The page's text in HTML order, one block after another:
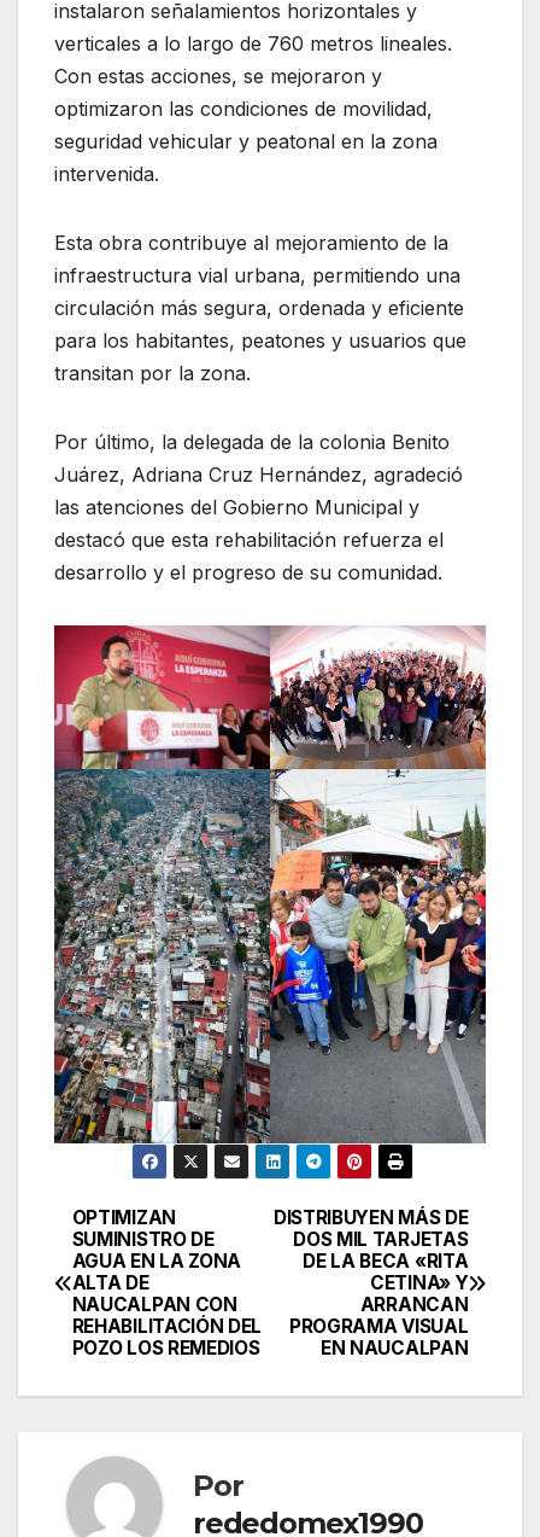
instalaron señalamientos horizontales y
verticales a lo largo de 760 metros lineales.
Con estas acciones, se mejoraron y
optimizaron las condiciones de movilidad,
seguridad vehicular y peatonal en la zona
intervenida.
Esta obra contribuye al mejoramiento de la
infraestructura vial urbana, permitiendo una
circulación más segura, ordenada y eficiente
para los habitantes, peatones y usuarios que
transitan por la zona.
Por último, la delegada de la colonia Benito
Juárez, Adriana Cruz Hernández, agradeció
las atenciones del Gobierno Municipal y
destacó que esta rehabilitación refuerza el
desarrollo y el progreso de su comunidad.
Navegación
de
entradas
DISTRIBUYEN MÁS DE
DOS MIL TARJETAS
DE LA BECA «RITA
CETINA» Y
ARRANCAN
PROGRAMA VISUAL
EN NAUCALPAN
OPTIMIZAN
SUMINISTRO DE
AGUA EN LA ZONA
ALTA DE
NAUCALPAN CON
REHABILITACIÓN DEL
POZO LOS REMEDIOS
Por
rededomex1990